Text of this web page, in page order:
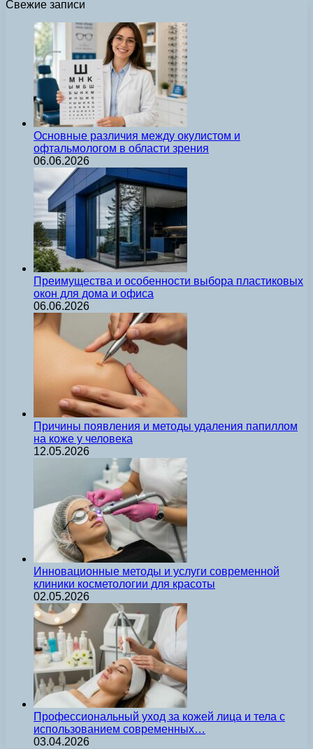
Свежие записи
Основные различия между окулистом и
офтальмологом в области зрения
06.06.2026
Преимущества и особенности выбора пластиковых
окон для дома и офиса
06.06.2026
Причины появления и методы удаления папиллом
на коже у человека
12.05.2026
Инновационные методы и услуги современной
клиники косметологии для красоты
02.05.2026
Профессиональный уход за кожей лица и тела с
использованием современных…
03.04.2026